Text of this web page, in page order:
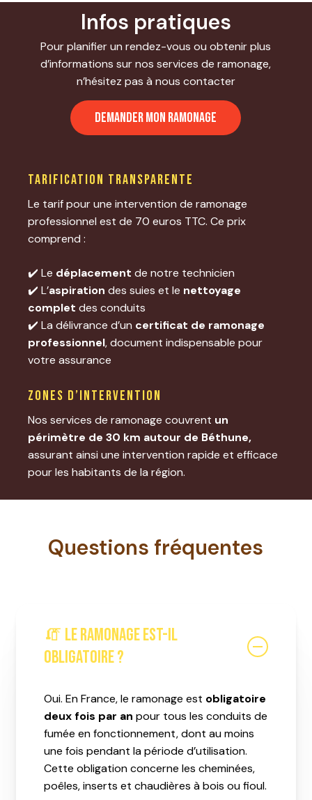
ALLER À LA BOUTIQUE
Infos pratiques
Pour planifier un rendez-vous ou obtenir plus
d’informations sur nos services de ramonage,
n’hésitez pas à nous contacter
DEMANDER MON RAMONAGE
Tarification transparente
Le tarif pour une intervention de ramonage
professionnel est de 70 euros TTC. Ce prix
comprend :
✔️ Le déplacement de notre technicien​
✔️ L’aspiration des suies et le nettoyage
complet des conduits​
✔️ La délivrance d’un certificat de ramonage
professionnel, document indispensable pour
votre assurance
Zones d’intervention
Nos services de ramonage couvrent un
périmètre de 30 km autour de Béthune,
assurant ainsi une intervention rapide et efficace
pour les habitants de la région.​
Questions fréquentes
🧯 Le ramonage est-il
obligatoire ?
Oui. En France, le ramonage est obligatoire
deux fois par an pour tous les conduits de
fumée en fonctionnement, dont au moins
une fois pendant la période d’utilisation.
Cette obligation concerne les cheminées,
poêles, inserts et chaudières à bois ou fioul.